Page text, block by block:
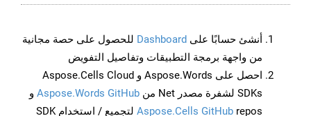
أنشئ حسابًا على Dashboard للحصول على حصة مجانية
من واجهة برمجة التطبيقات وتفاصيل التفويض
احصل على Aspose.Words و Aspose.Cells Cloud
SDKs لشفرة مصدر Net من
Aspose.Words GitHub و
Aspose.Cells GitHub
repos لتجميع / استخدام SDK